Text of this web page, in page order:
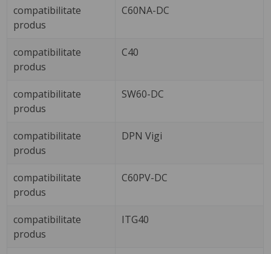
compatibilitate
produs
C60NA-DC
compatibilitate
produs
C40
compatibilitate
produs
SW60-DC
compatibilitate
produs
DPN Vigi
compatibilitate
produs
C60PV-DC
compatibilitate
produs
ITG40